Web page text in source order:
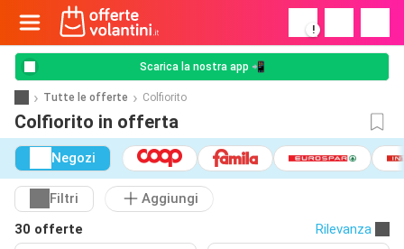
!
Scarica la nostra app 📲
Tutte le offerte Colfiorito
Colfiorito in offerta
Negozi
Filtri
Aggiungi
30 offerte
Rilevanza